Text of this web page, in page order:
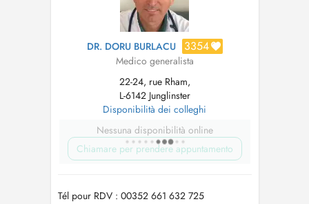
DR. DORU BURLACU 3354
Medico generalista
22-24, rue Rham,
L-6142 Junglinster
Disponibilità dei colleghi
Nessuna disponibilità online
Chiamare per prendere appuntamento
Tél pour RDV : 00352 661 632 725